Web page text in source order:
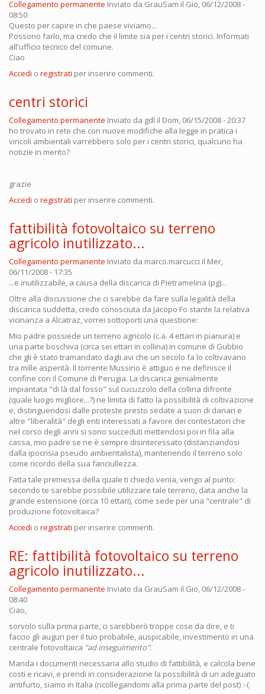
Collegamento permanente Inviato da GrauSam il Gio, 06/12/2008 -
08:50
Questo per capire in che paese viviamo...
Possono farlo, ma credo che il limite sia per i centri storici. Informati
all'ufficio tecnico del comune.
Ciao
Accedi o registrati per inserire commenti.
centri storici
Collegamento permanente Inviato da gdl il Dom, 06/15/2008 - 20:37
ho trovato in rete che con nuove modifiche alla legge in pratica i
vincoli ambientali varrebbero solo per i centri storici, qualcuno ha
notizie in merito?
grazie
Accedi o registrati per inserire commenti.
fattibilità fotovoltaico su terreno
agricolo inutilizzato...
Collegamento permanente Inviato da marco.marcucci il Mer,
06/11/2008 - 17:35
...e inutilizzabile, a causa della discarica di Pietramelina (pg)...
Oltre alla discussione che ci sarebbe da fare sulla legalità della
discarica suddetta, credo conosciuta da Jacopo Fo stante la relativa
vicinanza a Alcatraz, vorrei sottoporti una questione:
Mio padre possiede un terreno agricolo (c.a. 4 ettari in pianura) e
una parte boschiva (circa sei ettari in collina) in comune di Gubbio
che gli è stato tramandato dagli avi che un secolo fa lo coltivavano
tra mille asperità. Il torrente Mussino è attiguo e ne definisce il
confine con il Comune di Perugia. La discarica genialmente
impiantata "di là dal fosso" sul cucuzzolo della collina difronte
(quale luogo migliore...?) ne limita di fatto la possibilità di coltivazione
e, distinguendosi dalle proteste presto sedate a suon di danari e
altre "liberalità" degli enti interessati a favore dei contestatori che
nel corso degli anni si sono succeduti mettendosi poi in fila alla
cassa, mio padre se ne è sempre disinteressato (distanziandosi
dalla ipocrisia pseudo ambientalista), mantenendo il terreno solo
come ricordo della sua fanciullezza.
Fatta tale premessa della quale ti chiedo venia, vengo al punto:
secondo te sarebbe possibile utilizzare tale terreno, data anche la
grande estensione (circa 10 ettari), come sede per una "centrale" di
produzione fotovoltaica?
Accedi o registrati per inserire commenti.
RE: fattibilità fotovoltaico su terreno
agricolo inutilizzato...
Collegamento permanente Inviato da GrauSam il Gio, 06/12/2008 -
08:40
Ciao,
sorvolo sulla prima parte, ci sarebberò troppe cose da dire, e ti
faccio gli auguri per il tuo probabile, auspicabile, investimento in una
centrale fotovoltaica "ad inseguimento".
Manda i documenti necessaria allo studio di fattibilità, e calcola bene
costi e ricavi, e prendi in considerazione la possibilità di un adeguato
antifurto, siamo in Italia (ricollegandomi alla prima parte del post) :-(.